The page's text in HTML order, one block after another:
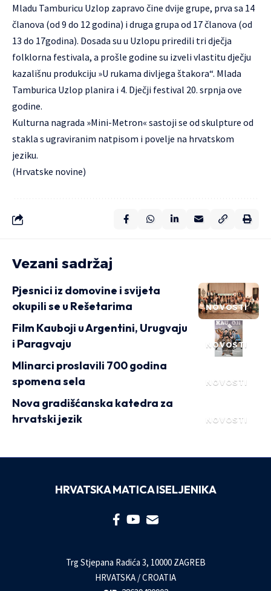
Mladu Tamburicu Uzlop zapravo čine dvije grupe, prva sa 14
članova (od 9 do 12 godina) i druga grupa od 17 članova (od
13 do 17godina). Dosada su u Uzlopu priredili tri dječja
folklorna festivala, a prošle godine su izveli vlastitu dječju
kazališnu produkciju »U rukama divljega štakora“. Mlada
Tamburica Uzlop planira i 4. Dječji festival 20. srpnja ove
godine.
Kulturna nagrada »Mini-Metron« sastoji se od skulpture od
stakla s ugraviranim natpisom i povelje na hrvatskom
jeziku.
(Hrvatske novine)
Vezani sadržaj
NOVOSTI
Pjesnici iz domovine i svijeta
okupili se u Rešetarima
NOVOSTI
Film Kauboji u Argentini, Urugvaju
i Paragvaju
NOVOSTI
Mlinarci proslavili 700 godina
spomena sela
NOVOSTI
Nova gradišćanska katedra za
hrvatski jezik
HRVATSKA MATICA ISELJENIKA
Trg Stjepana Radića 3, 10000 ZAGREB
HRVATSKA / CROATIA